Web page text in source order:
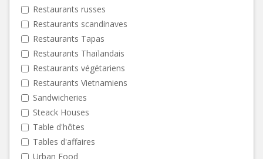
Restaurants russes
Restaurants scandinaves
Restaurants Tapas
Restaurants Thaïlandais
Restaurants végétariens
Restaurants Vietnamiens
Sandwicheries
Steack Houses
Table d'hôtes
Tables d'affaires
Urban Food